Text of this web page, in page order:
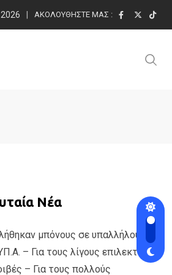
ΑΚΟΛΟΥΘΉΣΤΕ ΜΑΣ :
Νέα
μπόνους σε υπαλλήλους
– Για τους λίγους επιλεκτικές
– Για τους πολλούς